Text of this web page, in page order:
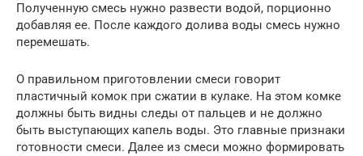
Полученную смесь нужно развести водой, порционно
добавляя ее. После каждого долива воды смесь нужно
перемешать.
О правильном приготовлении смеси говорит
пластичный комок при сжатии в кулаке. На этом комке
должны быть видны следы от пальцев и не должно
быть выступающих капель воды. Это главные признаки
готовности смеси. Далее из смеси можно формировать